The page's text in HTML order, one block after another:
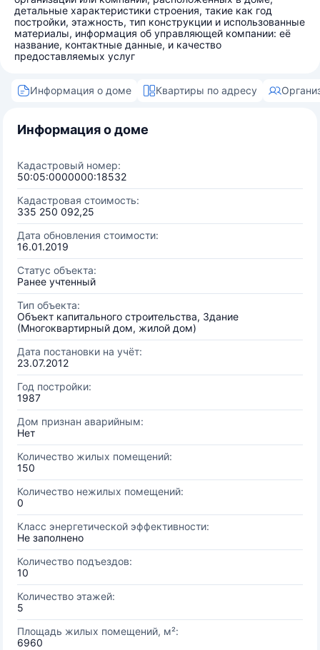
детальные характеристики строения, такие как год
постройки, этажность, тип конструкции и использованные
материалы, информация об управляющей компании: её
название, контактные данные, и качество
предоставляемых услуг
Информация о доме Квартиры по адресу
Информация о доме
Кадастровый номер:
50:05:0000000:18532
Кадастровая стоимость:
335 250 092,25
Дата обновления стоимости:
16.01.2019
Статус объекта:
Ранее учтенный
Тип объекта:
Объект капитального строительства, Здание
(Многоквартирный дом, жилой дом)
Дата постановки на учёт:
23.07.2012
Год постройки:
1987
Дом признан аварийным:
Нет
Количество жилых помещений:
150
Количество нежилых помещений:
0
Класс энергетической эффективности:
Не заполнено
Количество подъездов:
10
Количество этажей:
5
Площадь жилых помещений, м²:
6960